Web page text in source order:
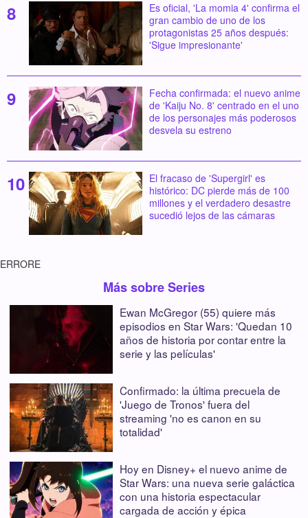
Es oficial, 'La momia 4' confirma el
gran cambio de uno de los
protagonistas 25 años después:
'Sigue impresionante'
Fecha confirmada: el nuevo anime
de 'Kaiju No. 8' centrado en el uno
de los personajes más poderosos
desvela su estreno
El fracaso de 'Supergirl' es
histórico: DC pierde más de 100
millones y el verdadero desastre
sucedió lejos de las cámaras
ERRORE
Más sobre Series
Ewan McGregor (55) quiere más
episodios en Star Wars: 'Quedan 10
años de historia por contar entre la
serie y las películas'
Confirmado: la última precuela de
'Juego de Tronos' fuera del
streaming 'no es canon en su
totalidad'
Hoy en Disney+ el nuevo anime de
Star Wars: una nueva serie galáctica
con una historia espectacular
cargada de acción y épica